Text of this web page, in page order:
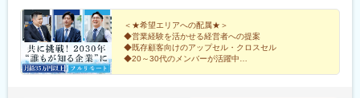
駅、天王寺駅前駅、動物園前駅、駅前駅、平安通駅、呉服町駅(福
岡県)、香椎宮前駅、三宮駅(神戸市営)、高速神戸駅、西新町駅、
信貴山下駅、四宮駅、五条駅(京都市営)、唐橋前駅、狸小路駅、北
１２条駅、あおば通駅、西川緑道公園駅、猿猴橋町駅、横川一丁
目駅、城北駅
大岡駅、中央林間駅、川崎駅、千葉駅、新松戸駅、浦安駅(千葉
県)、北習志野駅、京成船橋駅、新浦安駅、新鎌ケ谷駅、市川駅、
舞浜駅、南流山駅、本八幡駅(都営線)、船橋駅、西船橋駅、久喜
駅、川口駅、南越谷駅、天下茶屋駅、伏見駅(愛知県)、栄駅(愛知
県)、東梅田駅、阿倍野駅(阪堺線)、今宮戎駅、鶴橋駅、京橋駅(大
ワークでの業務＋対面商談（直行直帰）が基本となります。商談
はオンラインで実施するケースもございます。必要な際はカーシ
ェアサービス（タイムズカー）も利用いただけます。※業務に必要
な機材などは会社が支給します※居住地以外での勤務をご希望の方
は選考時にご相談ください＝＝＝■配属エリアによっては大阪の本
社で研修や業務を行う場合もあります。※月に1回本社での社内会
＜★希望エリアへの配属★＞
◆営業経験を活かせる経営者への提案
◆既存顧客向けのアップセル・クロスセル
◆20～30代のメンバーが活躍中